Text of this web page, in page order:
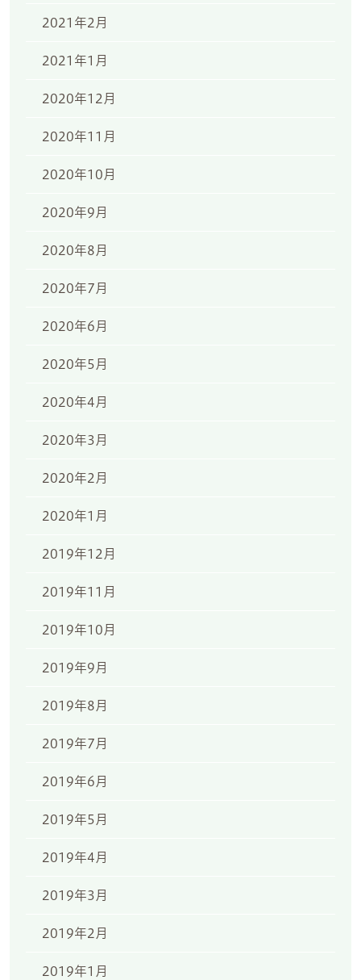
2021年2月
2021年1月
2020年12月
2020年11月
2020年10月
2020年9月
2020年8月
2020年7月
2020年6月
2020年5月
2020年4月
2020年3月
2020年2月
2020年1月
2019年12月
2019年11月
2019年10月
2019年9月
2019年8月
2019年7月
2019年6月
2019年5月
2019年4月
2019年3月
2019年2月
2019年1月